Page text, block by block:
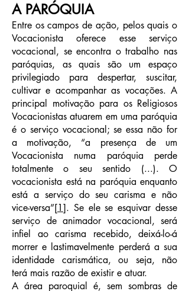
A PARÓQUIA
Entre os campos de ação, pelos quais o
Vocacionista oferece esse serviço
vocacional, se encontra o trabalho nas
paróquias, as quais são um espaço
privilegiado para despertar, suscitar,
cultivar e acompanhar as vocações. A
principal motivação para os Religiosos
Vocacionistas atuarem em uma paróquia
é o serviço vocacional; se essa não for
a motivação, “a presença de um
Vocacionista numa paróquia perde
totalmente o seu sentido (...). O
vocacionista está na paróquia enquanto
está a serviço do seu carisma e não
vice-versa”[1]. Se ele se esquivar desse
serviço de animador vocacional, será
infiel ao carisma recebido, deixá-lo-á
morrer e lastimavelmente perderá a sua
identidade carismática, ou seja, não
terá mais razão de existir e atuar.
A área paroquial é, sem sombras de